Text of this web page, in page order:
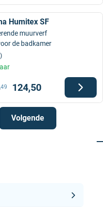
Humitex SF
muurverf
de badkamer
124,50
Volgende